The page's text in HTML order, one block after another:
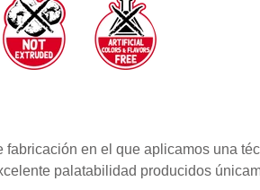
en el que aplicamos una
palatabilidad producidos